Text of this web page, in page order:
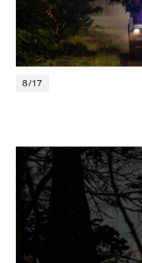
8/17